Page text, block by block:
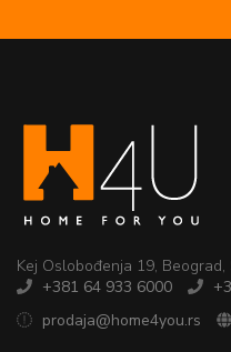
Kej Oslobođenja 19, Beograd,
+381 64 933 6000
prodaja@home4you.rs